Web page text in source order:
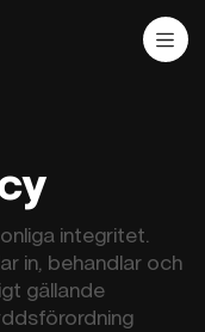
integritet.
in, behandlar och
gällande